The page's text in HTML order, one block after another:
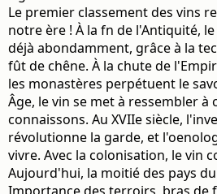
Le premier classement des vins
notre ère ! À la fn de l'Antiquité,
déjà abondamment, grâce à la
fût de chêne. À la chute de
les monastères perpétuent le
Âge, le vin se met à ressembler à
connaissons. Au XVIIe siècle,
révolutionne la garde, et
vivre. Avec la colonisation, le vin
Aujourd'hui, la moitié des pays